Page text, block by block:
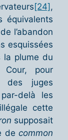
[24] ,
équivalents
l’abandon
esquissées
la plume du
pour
des juges
delà les
cette
supposait
de common